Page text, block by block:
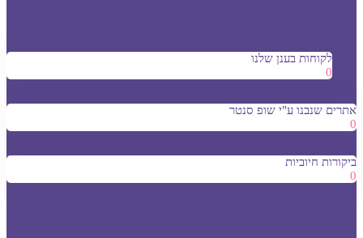
לקוחות בענן שלנו
0
אתרים שנבנו ע"י שופ סנטר
0
ביקורות חיוביות
0